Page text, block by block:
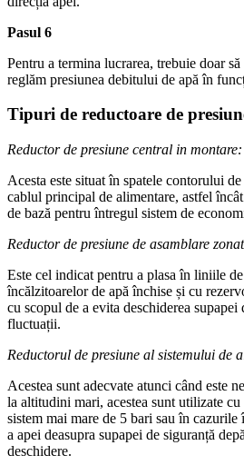
Pasul 6
Pentru a termina lucrarea, trebuie doar
reglăm presiunea debitului de apă în
Tipuri de reductoare de
Reductor de presiune central in montare:
Acesta este situat în spatele contorului
cablul principal de alimentare, astfel
de bază pentru întregul sistem de
Reductor de presiune de asamblare
Este cel indicat pentru a plasa în liniile
încălzitoarelor de apă închise și cu
cu scopul de a evita deschiderea supapei
fluctuații.
Reductorul de presiune al sistemului de
Acestea sunt adecvate atunci când este
la altitudini mari, acestea sunt utilizate cu
sistem mai mare de 5 bari sau în cazurile
a apei deasupra supapei de siguranță
deschidere.